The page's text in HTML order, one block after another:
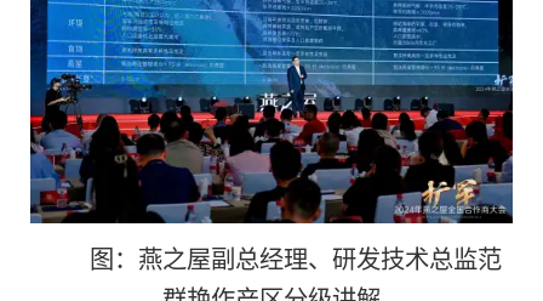
图：燕之屋副总经理、研发技术总监范